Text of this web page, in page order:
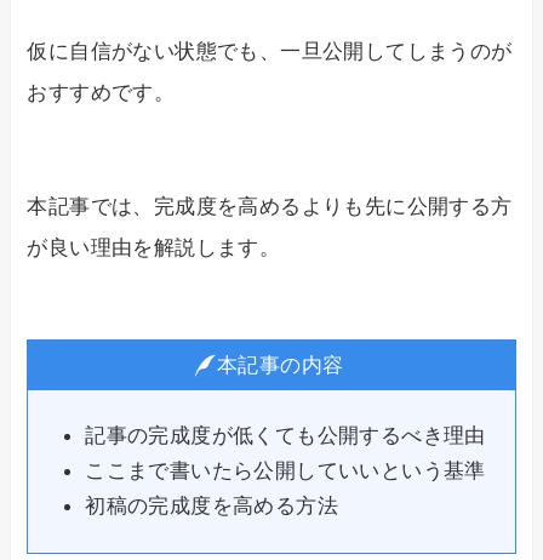
仮に自信がない状態でも、一旦公開してしまうのが
おすすめです。
本記事では、完成度を高めるよりも先に公開する方
が良い理由を解説します。
本記事の内容
記事の完成度が低くても公開するべき理由
ここまで書いたら公開していいという基準
初稿の完成度を高める方法